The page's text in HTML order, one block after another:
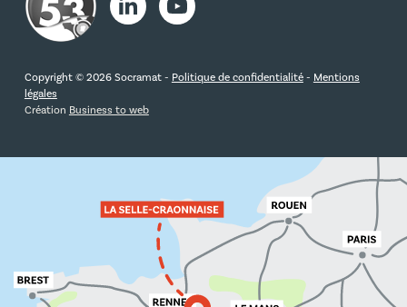
Copyright © 2026 Socramat - Politique de confidentialité- Mentions
légales
Création Business to web